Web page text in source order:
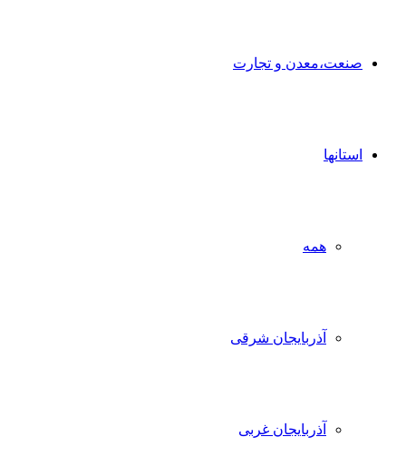
صنعت،معدن و تجارت
استانها
همه
آذربایجان شرقی
آذربایجان غربی